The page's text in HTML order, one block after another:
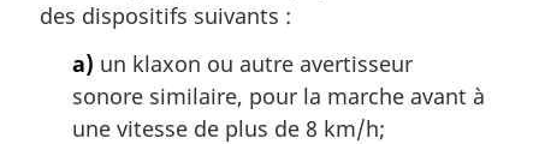
des dispositifs suivants :
a) un klaxon ou autre avertisseur
sonore similaire, pour la marche avant à
une vitesse de plus de 8 km/h;